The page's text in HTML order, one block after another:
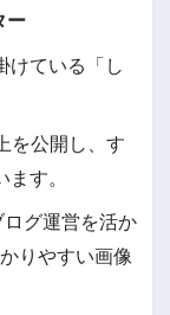
ー
ている「し
を公開し、す
す。
グ運営を活か
りやすい画像